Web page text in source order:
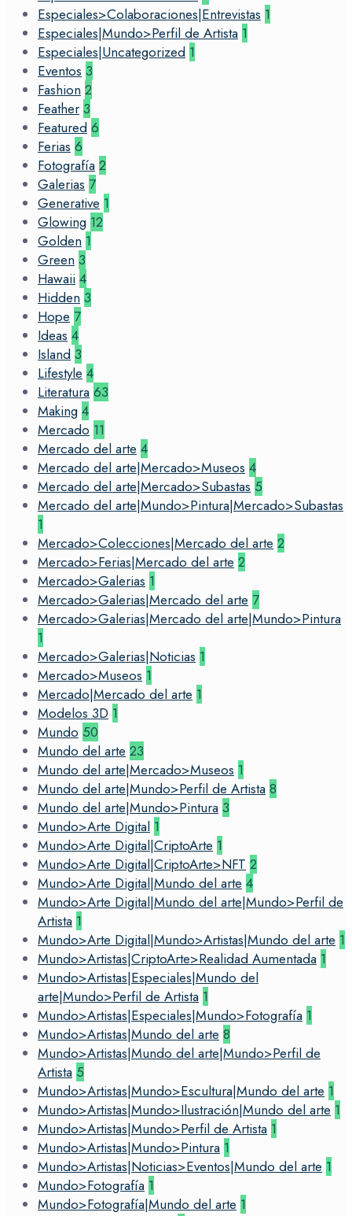
Especiales>Colaboraciones|Entrevistas 1
Especiales|Mundo>Perfil de Artista 1
Especiales|Uncategorized 1
Eventos 3
Fashion 2
Feather 3
Featured 6
Ferias 6
Fotografía 2
Galerias 7
Generative 1
Glowing 12
Golden 1
Green 3
Hawaii 4
Hidden 3
Hope 7
Ideas 4
Island 3
Lifestyle 4
Literatura 63
Making 4
Mercado 11
Mercado del arte 4
Mercado del arte|Mercado>Museos 4
Mercado del arte|Mercado>Subastas 5
Mercado del arte|Mundo>Pintura|Mercado>Subastas
1
Mercado>Colecciones|Mercado del arte 2
Mercado>Ferias|Mercado del arte 2
Mercado>Galerias 1
Mercado>Galerias|Mercado del arte 7
Mercado>Galerias|Mercado del arte|Mundo>Pintura
1
Mercado>Galerias|Noticias 1
Mercado>Museos 1
Mercado|Mercado del arte 1
Modelos 3D 1
Mundo 50
Mundo del arte 23
Mundo del arte|Mercado>Museos 1
Mundo del arte|Mundo>Perfil de Artista 8
Mundo del arte|Mundo>Pintura 3
Mundo>Arte Digital 1
Mundo>Arte Digital|CriptoArte 1
Mundo>Arte Digital|CriptoArte>NFT 2
Mundo>Arte Digital|Mundo del arte 4
Mundo>Arte Digital|Mundo del arte|Mundo>Perfil de
Artista 1
Mundo>Arte Digital|Mundo>Artistas|Mundo del arte 1
Mundo>Artistas|CriptoArte>Realidad Aumentada 1
Mundo>Artistas|Especiales|Mundo del
arte|Mundo>Perfil de Artista 1
Mundo>Artistas|Especiales|Mundo>Fotografía 1
Mundo>Artistas|Mundo del arte 8
Mundo>Artistas|Mundo del arte|Mundo>Perfil de
Artista 5
Mundo>Artistas|Mundo>Escultura|Mundo del arte 1
Mundo>Artistas|Mundo>Ilustración|Mundo del arte 1
Mundo>Artistas|Mundo>Perfil de Artista 1
Mundo>Artistas|Mundo>Pintura 1
Mundo>Artistas|Noticias>Eventos|Mundo del arte 1
Mundo>Fotografía 1
Mundo>Fotografía|Mundo del arte 1